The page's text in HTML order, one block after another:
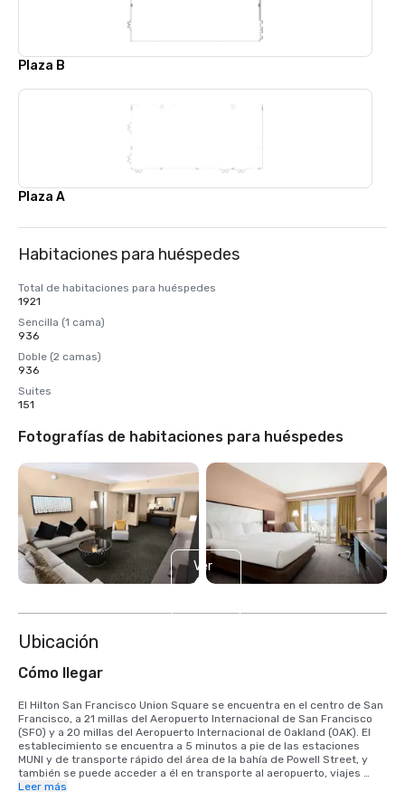
Plaza B
Plaza A
Habitaciones para huéspedes
Total de habitaciones para huéspedes
1921
Sencilla (1 cama)
936
Doble (2 camas)
936
Suites
151
Fotografías de habitaciones para huéspedes
Ver
6
Ubicación
Cómo llegar
El Hilton San Francisco Union Square se encuentra en el centro de San
Francisco, a 21 millas del Aeropuerto Internacional de San Francisco
(SFO) y a 20 millas del Aeropuerto Internacional de Oakland (OAK). El
establecimiento se encuentra a 5 minutos a pie de las estaciones
MUNI y de transporte rápido del área de la bahía de Powell Street, y
también se puede acceder a él en transporte al aeropuerto, viajes
compartidos y taxi. A 25 minutos en coche del aeropuerto
Leer más